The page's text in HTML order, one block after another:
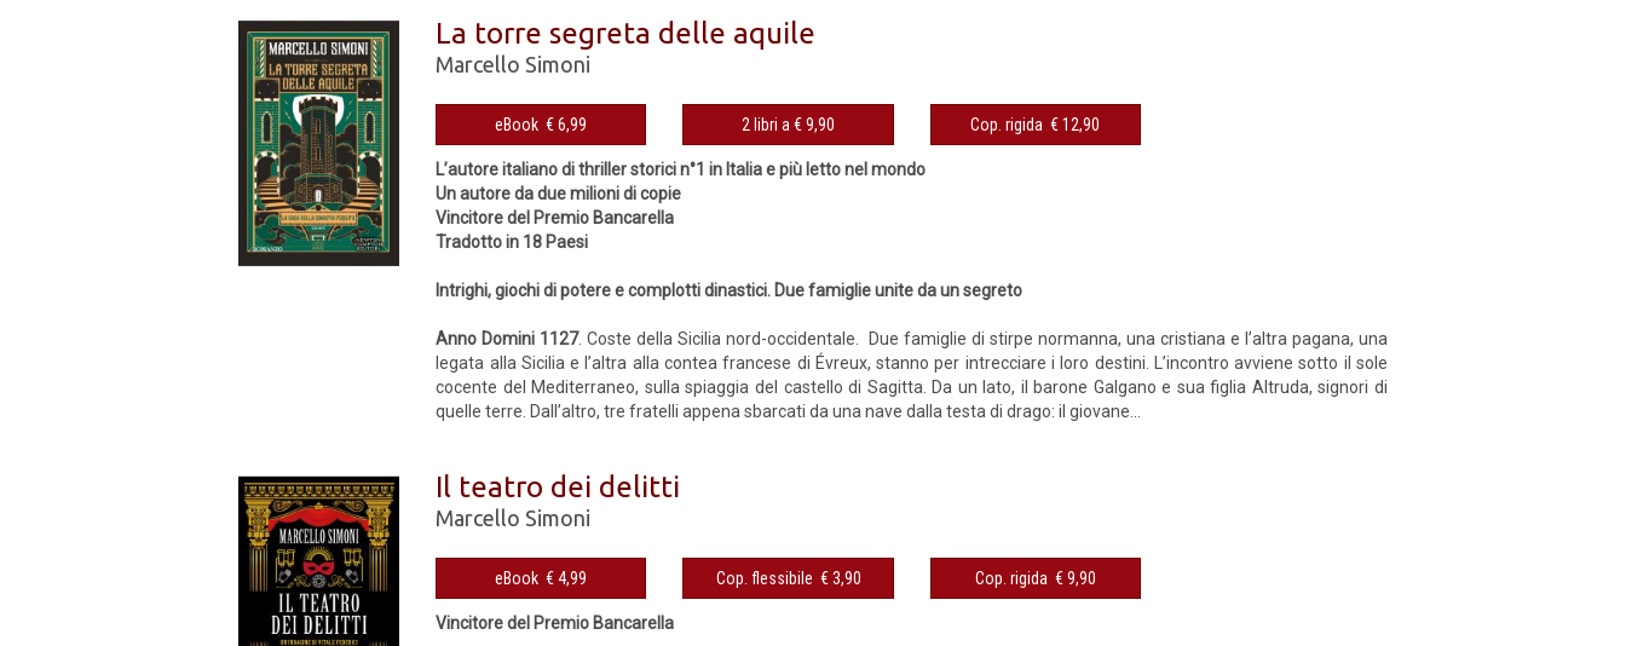
La torre segreta delle aquile
Marcello Simoni
eBook € 6,99 2 libri a € 9,90 Cop. rigida € 12,90
L’autore italiano di thriller storici n°1 in Italia e più letto nel mondo
Un autore da due milioni di copie
Vincitore del Premio Bancarella
Tradotto in 18 Paesi
Intrighi, giochi di potere e complotti dinastici. Due famiglie unite da un segreto
Anno Domini 1127. Coste della Sicilia nord-occidentale. Due famiglie di stirpe normanna, una cristiana e l’altra pagana, una
legata alla Sicilia e l’altra alla contea francese di Évreux, stanno per intrecciare i loro destini. L’incontro avviene sotto il sole
cocente del Mediterraneo, sulla spiaggia del castello di Sagitta. Da un lato, il barone Galgano e sua figlia Altruda, signori di
quelle terre. Dall’altro, tre fratelli appena sbarcati da una nave dalla testa di drago: il giovane...
Il teatro dei delitti
Marcello Simoni
eBook € 4,99 Cop. flessibile € 3,90 Cop. rigida € 9,90
Vincitore del Premio Bancarella